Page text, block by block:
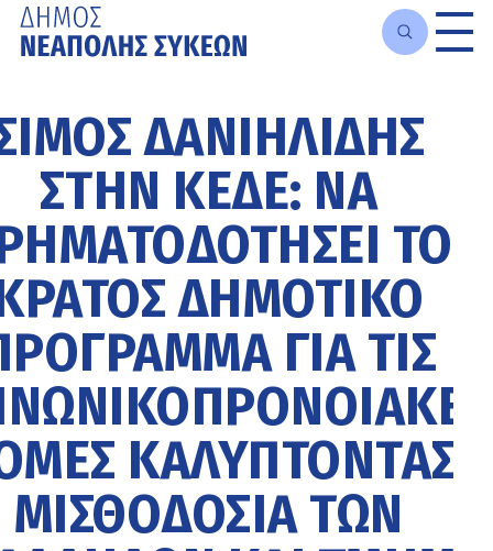
κυρίως
περιεχόμενο
ΔΑΝΙΗΛΊΔΗΣ
ΣΤΗΝ ΚΕΔΕ: ΝΑ
ΤΟ
ΔΗΜΟΤΙΚΌ
ΓΙΑ ΤΙΣ
ΚΑΛΎΠΤΟΝΤΑΣ
ΜΙΣΘΟΔΟΣΊΑ ΤΩΝ